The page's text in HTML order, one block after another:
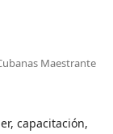
Maestrante
capacitación,